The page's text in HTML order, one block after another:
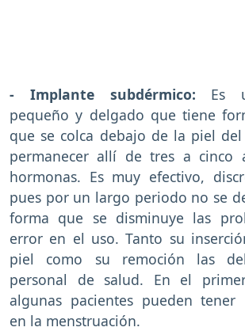
- Implante subdérmico: Es
pequeño y delgado que tiene
que se colca debajo de la piel
permanecer allí de tres a cinco
hormonas. Es muy efectivo,
pues por un largo periodo no se
forma que se disminuye las
error en el uso. Tanto su
piel como su remoción las
personal de salud. En el
algunas pacientes pueden tener
en la menstruación.